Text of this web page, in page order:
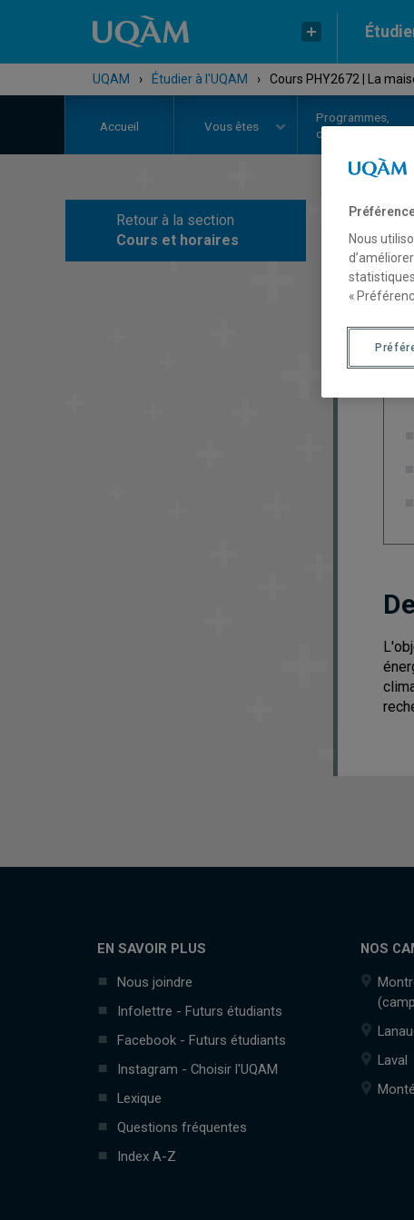
UQAM › Étudier à l'UQAM › Cours PHY2672 | La
Accueil Vous êtes
Programmes,
cours et admission
Retour à la section
Cours et horaires
EN SAVOIR PLUS
Nous joindre
Infolettre - Futurs étudiants
Facebook - Futurs étudiants
Instagram - Choisir l'UQAM
Lexique
Questions fréquentes
Index A-Z
NOS
Laval
Nous
«